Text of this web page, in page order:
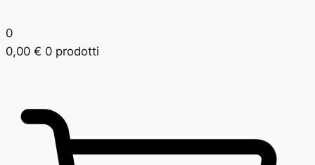
0
0,00 € 0 prodotti